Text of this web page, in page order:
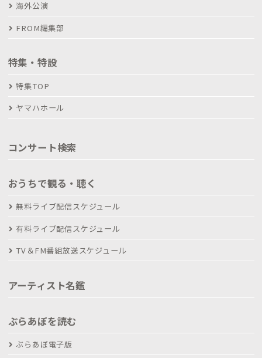
海外公演
FROM編集部
特集・特設
特集TOP
ヤマハホール
コンサート検索
おうちで観る・聴く
無料ライブ配信スケジュール
有料ライブ配信スケジュール
TV＆FM番組放送スケジュール
アーティスト名鑑
ぶらあぼを読む
ぶらあぼ電子版